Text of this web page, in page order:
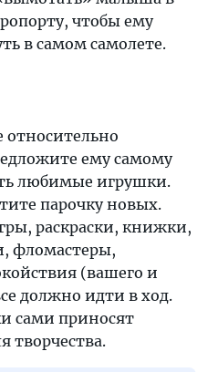
чтобы ему
в самом самолете.
относительно
ему самому
любимые игрушки.
парочку новых.
раскраски, книжки,
фломастеры,
(вашего и
должно идти в ход.
сами приносят
творчества.